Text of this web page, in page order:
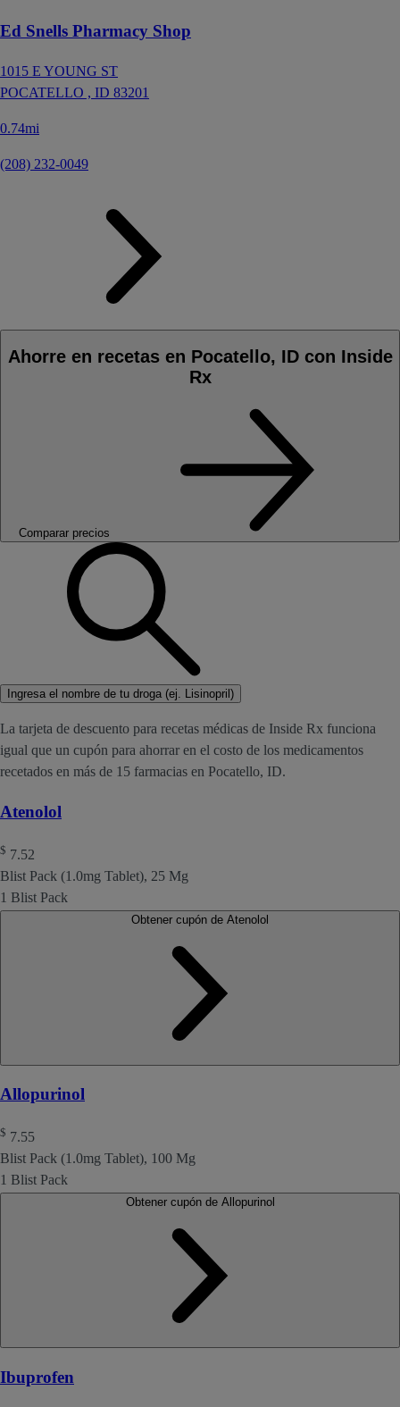
Ed Snells Pharmacy Shop
1015 E YOUNG ST
POCATELLO , ID 83201
0.74mi
(208) 232-0049
Ahorre en recetas en Pocatello, ID con Inside
Rx
Comparar precios
Ingresa el nombre de tu droga (ej. Lisinopril)
La tarjeta de descuento para recetas médicas de Inside Rx funciona
igual que un cupón para ahorrar en el costo de los medicamentos
recetados en más de 15 farmacias en Pocatello, ID.
Atenolol
$ 7.52
Blist Pack (1.0mg Tablet), 25 Mg
1 Blist Pack
Allopurinol
$ 7.55
Blist Pack (1.0mg Tablet), 100 Mg
1 Blist Pack
Ibuprofen